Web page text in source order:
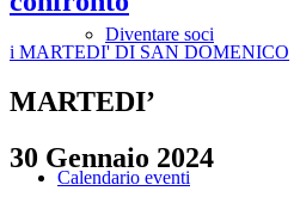
Diventare soci
Calendario eventi
i MARTEDI' DI SAN DOMENICO
MARTEDI’
30 Gennaio 2024